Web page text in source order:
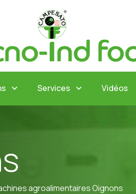
Services Vidéos
s
agroalimentaires Oignons